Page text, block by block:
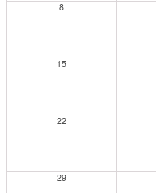
8
15
22
29